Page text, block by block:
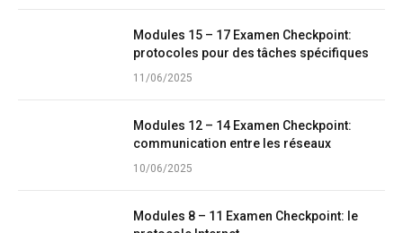
Modules 15 – 17 Examen Checkpoint:
protocoles pour des tâches spécifiques
11/06/2025
Modules 12 – 14 Examen Checkpoint:
communication entre les réseaux
10/06/2025
Modules 8 – 11 Examen Checkpoint: le